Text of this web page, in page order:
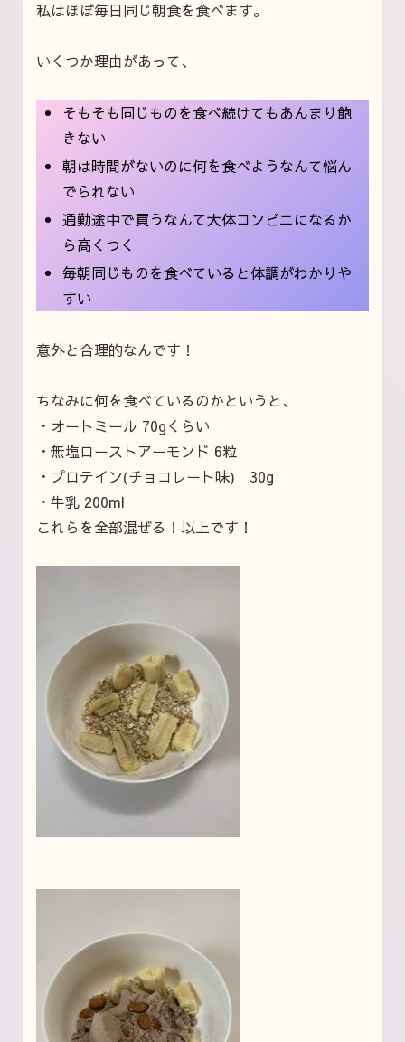
私はほぼ毎日同じ朝食を食べます。
いくつか理由があって、
そもそも同じものを食べ続けてもあんまり飽
きない
朝は時間がないのに何を食べようなんて悩ん
でられない
通勤途中で買うなんて大体コンビニになるか
ら高くつく
毎朝同じものを食べていると体調がわかりや
すい
意外と合理的なんです！
ちなみに何を食べているのかというと、
・オートミール 70gくらい
・無塩ローストアーモンド 6粒
・プロテイン(チョコレート味) 30g
・牛乳 200ml
これらを全部混ぜる！以上です！